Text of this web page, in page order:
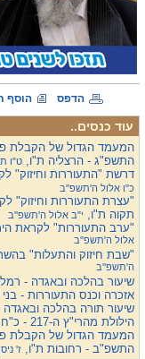
הדפס הוסף
עוד כנסים..
המעמד הגדול של הקבלת
התשפ"ג - הרצליה ת"ו,ט"ו
דרשת "התעוררות וחיזוק"
כ"ו אלול ה'תשפ''ב
"עצרת התעוררות וחיזוק"
תקוה ת"ו, י"ב אלול ה'תשפ''ב
"ערב התעוררות" לקראת
אלול ה'תשפ''ב
"שבת חיזוק והתעלות"
ה'תשפ''ב
שיעור בהלכה ובאגדה -
אזכרה וכנס התעוררות - בני
שיעור תורה בהלכה
הילולת מהרי"ץ ה-217 - כ"ח ניסן התשפ"ב - אלעד ת"ו,
המעמד הגדול של הקבלת
התשפ"ב - רחובות ת"ו,ז'